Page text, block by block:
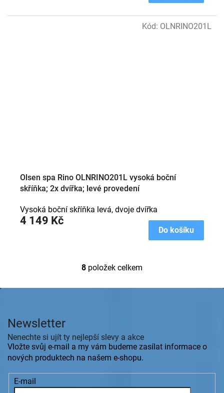
Olsen spa Rino OLNRINO201L vysoká boční
skříňka; 2x dvířka; levé provedení
4 149 Kč
Do košíku
Vysoká boční skříňka levá, dvoje dvířka
Kód: OLNRINO201L
O
l
í
p
r
k
y
8 položek celkem
Z
Newsletter
Nenechte si ujít ty nejlepší slevy a akce
Vložte svůj e-mail a my vám budeme zasílat informace o
nových produktech na našem e-shopu.
E-mail